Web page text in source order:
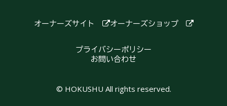
オーナーズサイト オーナーズショップ
プライバシーポリシー
お問い合わせ
© HOKUSHU All rights reserved.